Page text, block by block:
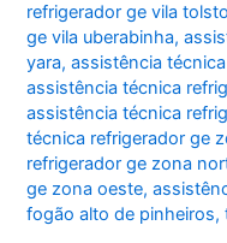
refrigerador ge vila
ge vila uberabinha,
yara,assistência
assistência técnica
assistência técnica
técnica refrigerador ge
refrigerador ge zona
ge zona oeste,
fogão alto de pinheiros,